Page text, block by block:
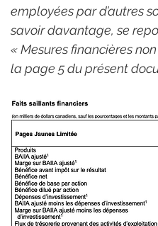
employées par d’autres
savoir davantage, se
« Mesures financières
la page 5 du présent